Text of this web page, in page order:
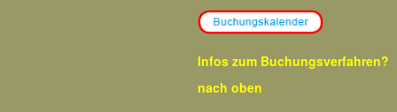
Infos zum Buchungsverfahren?
nach oben